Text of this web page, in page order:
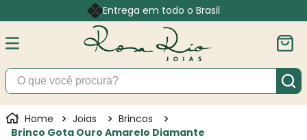
Entrega em todo o Brasil
O que você procura?
Joias
Brincos
Brinco Gota Ouro Amarelo Diamante